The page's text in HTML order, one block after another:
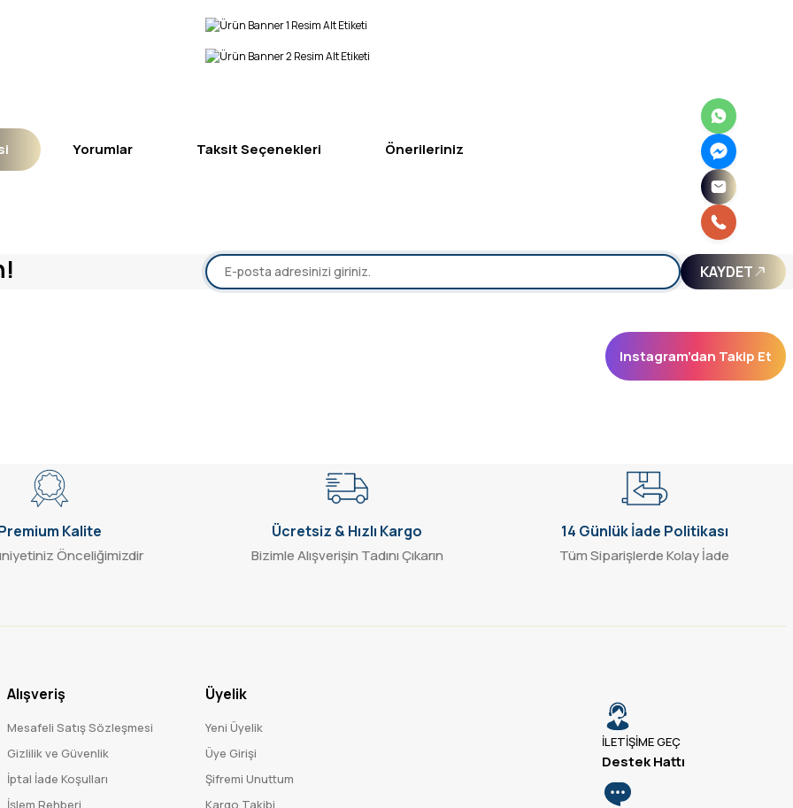
Yorumlar Taksit Seçenekleri Önerileriniz
Bu ürüne ilk yorumu siz yapın! KAYDET
Instagram’dan Takip Et
Kalite
Önceliğimizdir
Ücretsiz & Hızlı Kargo
Bizimle Alışverişin Tadını Çıkarın
14 Günlük İade Politikası
Tüm Siparişlerde Kolay İade
Alışveriş
Mesafeli Satış Sözleşmesi
Gizlilik ve Güvenlik
İptal İade Koşulları
İşlem Rehberi
Üyelik
Yeni Üyelik
Üye Girişi
Şifremi Unuttum
Kargo Takibi
İLETİŞİME GEÇ
Destek Hattı